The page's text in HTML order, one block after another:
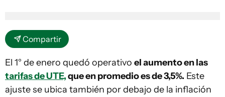
Compartir
El 1° de enero quedó operativo el aumento en las
tarifas de UTE,que en promedio es de 3,5%. Este
ajuste se ubica también por debajo de la inflación